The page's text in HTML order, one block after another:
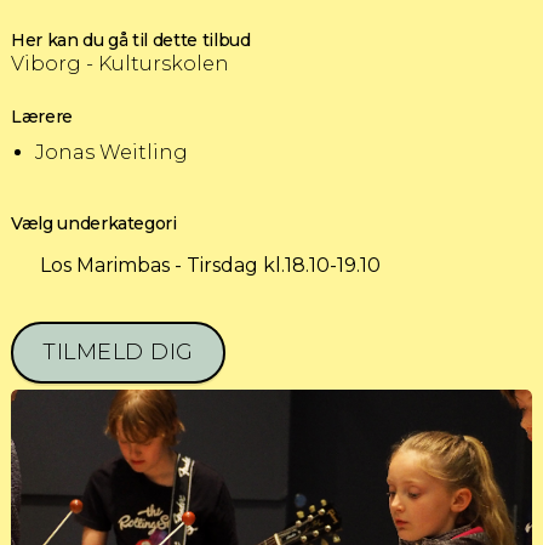
Her kan du gå til dette tilbud
Viborg - Kulturskolen
Lærere
Jonas Weitling
Vælg underkategori
Los Marimbas - Tirsdag kl.18.10-19.10
TILMELD DIG